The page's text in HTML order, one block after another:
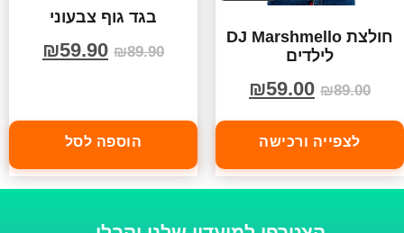
חולצת DJ Marshmello
לילדים
₪89.00
₪59.00
לצפייה ורכישה
בגד גוף צבעוני
₪89.90
₪59.90
הוספה לסל